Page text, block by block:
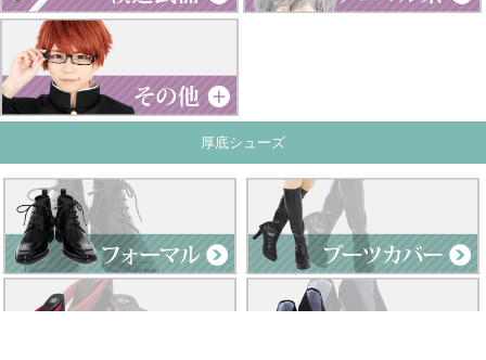
厚底シューズ